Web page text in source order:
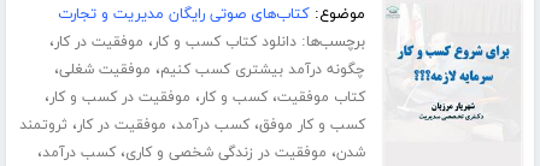
موضوع:کتاب‌های صوتی رایگان مدیریت و تجارت
برچسب‌ها:دانلود کتاب کسب و کار، موفقیت در کار،
چگونه درآمد بیشتری کسب کنیم، موفقیت شغلی،
کتاب موفقیت،کسب و کار، موفقیت در کسب و کار،
کسب و کار موفق،کسب درآمد، موفقیت در کار، ثروتمند
شدن، موفقیت در زندگی شخصی و کاری،کسب درآمد،